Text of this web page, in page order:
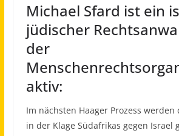
Michael Sfard ist ein
jüdischer
der
aktiv:
Im nächsten Haager Prozess
in der Klage Südafrikas gegen Israel